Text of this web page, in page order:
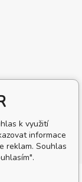
k využití
informace
reklam. Souhlas